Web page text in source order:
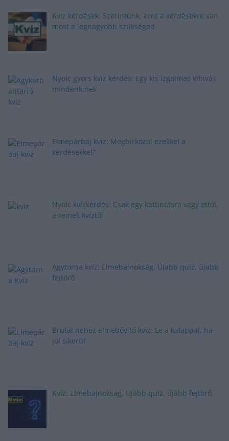
Kvíz kérdések: Szerintünk, erre a kérdésekre van
most a legnagyobb szükséged
Nyolc gyors kvíz kérdés: Egy kis izgalmas kihívás
mindenkinek
Elmepárbaj kvíz: Megbirkózol ezekkel a
kérdésekkel?
Nyolc kvízkérdés: Csak egy kattintásra vagy ettől,
a remek kvíztől
Agytorna kvíz: Elmebajnokság. Újabb quiz, újabb
fejtörő
Brutál nehéz elmebővítő kvíz: Le a kalappal, ha
jól sikerül
Kvíz: Elmebajnokság. Újabb quiz, újabb fejtörő